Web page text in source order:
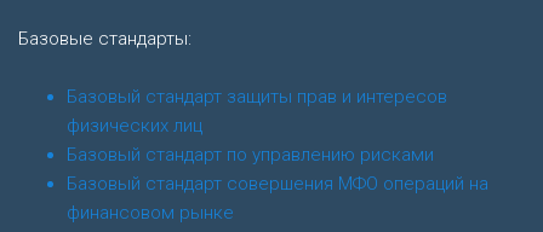
Базовые стандарты:
Базовый стандарт защиты прав и интересов
физических лиц
Базовый стандарт по управлению рисками
Базовый стандарт совершения МФО операций на
финансовом рынке